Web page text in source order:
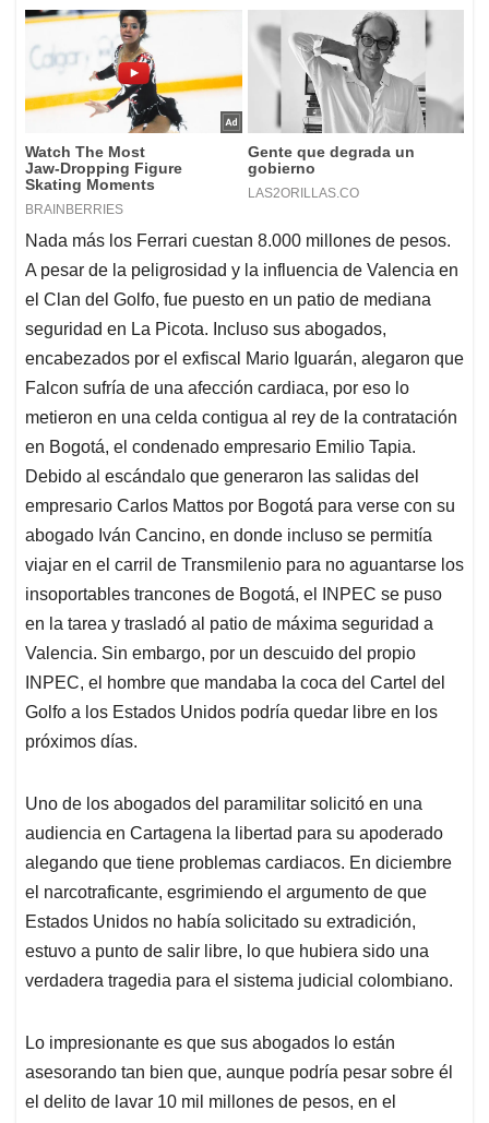
Nada más los Ferrari cuestan 8.000 millones de pesos.
A pesar de la peligrosidad y la influencia de Valencia en
el Clan del Golfo, fue puesto en un patio de mediana
seguridad en La Picota. Incluso sus abogados,
encabezados por el exfiscal Mario Iguarán, alegaron que
Falcon sufría de una afección cardiaca, por eso lo
metieron en una celda contigua al rey de la contratación
en Bogotá, el condenado empresario Emilio Tapia.
Debido al escándalo que generaron las salidas del
empresario Carlos Mattos por Bogotá para verse con su
abogado Iván Cancino, en donde incluso se permitía
viajar en el carril de Transmilenio para no aguantarse los
insoportables trancones de Bogotá, el INPEC se puso
en la tarea y trasladó al patio de máxima seguridad a
Valencia. Sin embargo, por un descuido del propio
INPEC, el hombre que mandaba la coca del Cartel del
Golfo a los Estados Unidos podría quedar libre en los
próximos días.
Uno de los abogados del paramilitar solicitó en una
audiencia en Cartagena la libertad para su apoderado
alegando que tiene problemas cardiacos. En diciembre
el narcotraficante, esgrimiendo el argumento de que
Estados Unidos no había solicitado su extradición,
estuvo a punto de salir libre, lo que hubiera sido una
verdadera tragedia para el sistema judicial colombiano.
Lo impresionante es que sus abogados lo están
asesorando tan bien que, aunque podría pesar sobre él
el delito de lavar 10 mil millones de pesos, en el